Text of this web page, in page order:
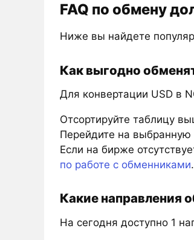
FAQ по обмену
Ниже вы найдете
Как выгодно
Для конвертации USD в
Отсортируйте таблицу
Перейдите на выбранную
Если на бирже
по работе с обменниками.
Какие направления
На сегодня доступно 1